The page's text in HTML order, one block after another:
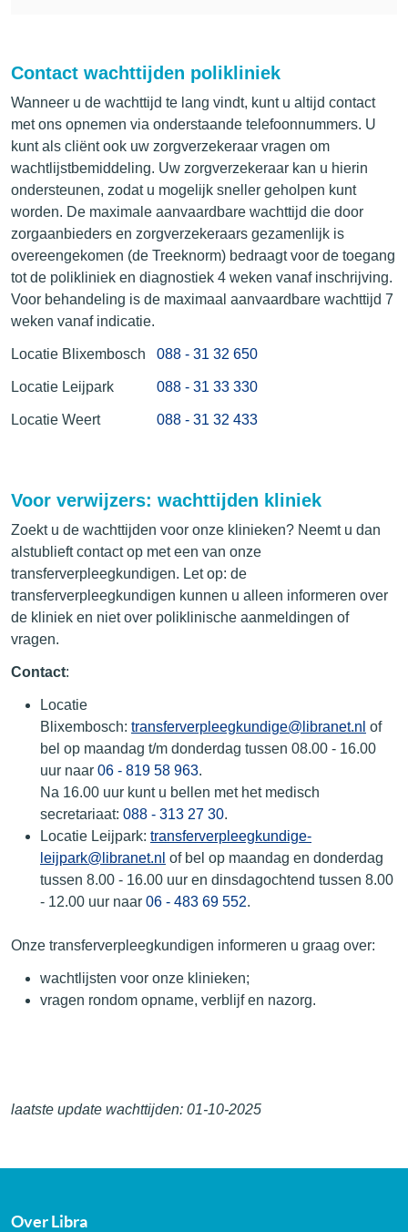
Contact wachttijden polikliniek
Wanneer u de wachttijd te lang vindt, kunt u altijd contact
met ons opnemen via onderstaande telefoonnummers. U
kunt als cliënt ook uw zorgverzekeraar vragen om
wachtlijstbemiddeling. Uw zorgverzekeraar kan u hierin
ondersteunen, zodat u mogelijk sneller geholpen kunt
worden. De maximale aanvaardbare wachttijd die door
zorgaanbieders en zorgverzekeraars gezamenlijk is
overeengekomen (de Treeknorm) bedraagt voor de toegang
tot de polikliniek en diagnostiek 4 weken vanaf inschrijving.
Voor behandeling is de maximaal aanvaardbare wachttijd 7
weken vanaf indicatie.
Locatie Blixembosch 088 - 31 32 650
Locatie Leijpark 088 - 31 33 330
Locatie Weert 088 - 31 32 433
Voor verwijzers: wachttijden kliniek
Zoekt u de wachttijden voor onze klinieken? Neemt u dan
alstublieft contact op met een van onze
transferverpleegkundigen. Let op: de
transferverpleegkundigen kunnen u alleen informeren over
de kliniek en niet over poliklinische aanmeldingen of
vragen.
Contact:
Locatie
Blixembosch: transferverpleegkundige@libranet.nl of
bel op maandag t/m donderdag tussen 08.00 - 16.00
uur naar 06 - 819 58 963.
Na 16.00 uur kunt u bellen met het medisch
secretariaat: 088 - 313 27 30.
Locatie Leijpark: transferverpleegkundige-
leijpark@libranet.nl of bel op maandag en donderdag
tussen 8.00 - 16.00 uur en dinsdagochtend tussen 8.00
- 12.00 uur naar 06 - 483 69 552.
Onze transferverpleegkundigen informeren u graag over:
wachtlijsten voor onze klinieken;
vragen rondom opname, verblijf en nazorg.
laatste update wachttijden: 01-10-2025
Over Libra